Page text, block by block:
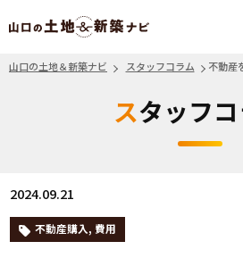
山口の土地＆新築ナビ
スタッフコラム 不動産
スタッフ
2024.09.21
不動産購入, 費用